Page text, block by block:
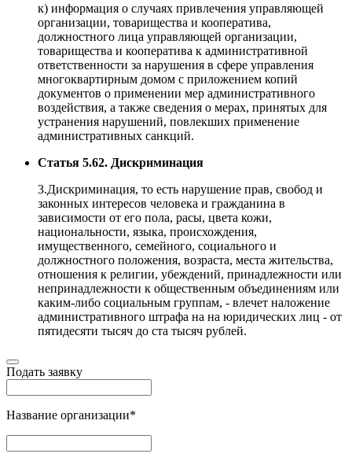
к) информация о случаях привлечения управляющей
организации, товарищества и кооператива,
должностного лица управляющей организации,
товарищества и кооператива к административной
ответственности за нарушения в сфере управления
многоквартирным домом с приложением копий
документов о применении мер административного
воздействия, а также сведения о мерах, принятых для
устранения нарушений, повлекших применение
административных санкций.
Статья 5.62. Дискриминация
3.Дискриминация, то есть нарушение прав, свобод и
законных интересов человека и гражданина в
зависимости от его пола, расы, цвета кожи,
национальности, языка, происхождения,
имущественного, семейного, социального и
должностного положения, возраста, места жительства,
отношения к религии, убеждений, принадлежности или
непринадлежности к общественным объединениям или
каким-либо социальным группам, - влечет наложение
административного штрафа на на юридических лиц - от
пятидесяти тысяч до ста тысяч рублей.
Подать заявку
Название организации*